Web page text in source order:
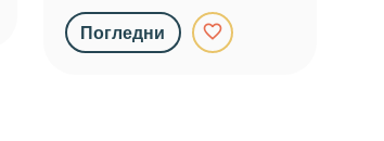
Погледни favorite_border